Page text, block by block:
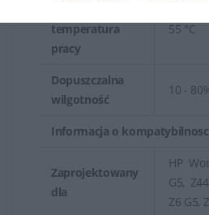
temperatura
pracy
55 °C
Dopuszczalna
wilgotność
10 -
Informacja o
Zaprojektowany
dla
HP
G5,
Z6 G5,